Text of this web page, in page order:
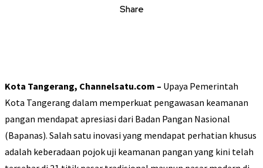
Share
Kota Tangerang, Channelsatu.com – Upaya Pemerintah
Kota Tangerang dalam memperkuat pengawasan keamanan
pangan mendapat apresiasi dari Badan Pangan Nasional
(Bapanas). Salah satu inovasi yang mendapat perhatian khusus
adalah keberadaan pojok uji keamanan pangan yang kini telah